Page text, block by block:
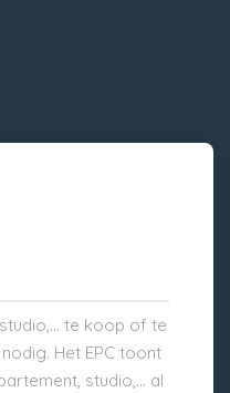
te koop of te
Het EPC toont
studio,… al